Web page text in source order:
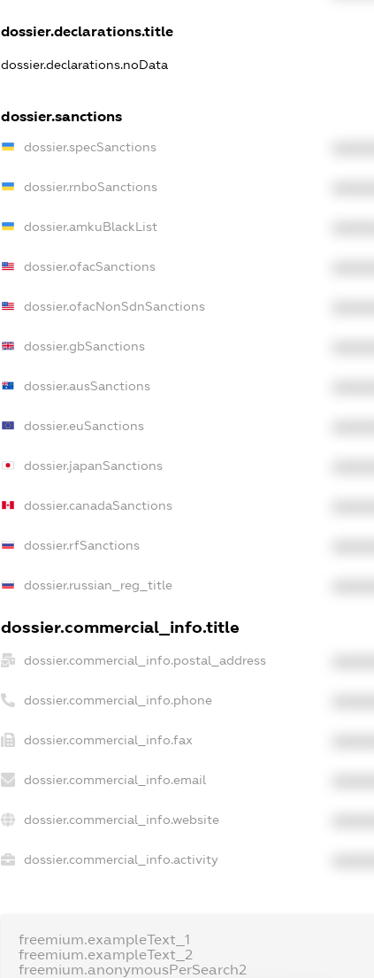
dossier.declarations.title
dossier.declarations.noData
dossier.sanctions
dossier.specSanctions
dossier.rnboSanctions
dossier.amkuBlackList
dossier.ofacSanctions
dossier.ofacNonSdnSanctions
dossier.gbSanctions
dossier.ausSanctions
dossier.euSanctions
dossier.japanSanctions
dossier.canadaSanctions
dossier.rfSanctions
dossier.russian_reg_title
dossier.commercial_info.title
dossier.commercial_info.postal_address
dossier.commercial_info.phone
dossier.commercial_info.fax
dossier.commercial_info.email
dossier.commercial_info.website
dossier.commercial_info.activity
freemium.exampleText_1
freemium.exampleText_2
freemium.anonymousPerSearch2